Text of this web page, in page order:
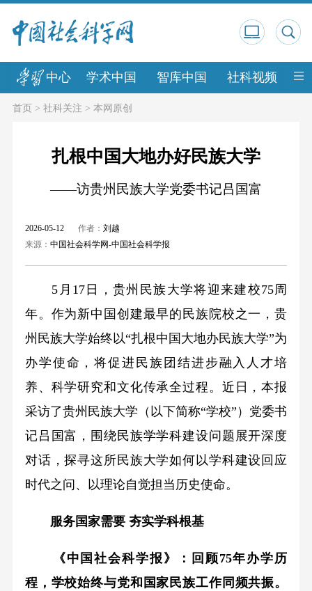
中心 学术中国 智库中国 社科视频 中
首页> 社科关注 > 本网原创
扎根中国大地办好民族大学
——访贵州民族大学党委书记吕国富
2026-05-12 作者： 刘越
来源： 中国社会科学网-中国社会科学报
5月17日，贵州民族大学将迎来建校75周
年。作为新中国创建最早的民族院校之一，贵
州民族大学始终以“扎根中国大地办民族大学”为
办学使命，将促进民族团结进步融入人才培
养、科学研究和文化传承全过程。近日，本报
采访了贵州民族大学（以下简称“学校”）党委书
记吕国富，围绕民族学学科建设问题展开深度
对话，探寻这所民族大学如何以学科建设回应
时代之问、以理论自觉担当历史使命。
服务国家需要 夯实学科根基
《中国社会科学报》：回顾75年办学历
程，学校始终与党和国家民族工作同频共振。